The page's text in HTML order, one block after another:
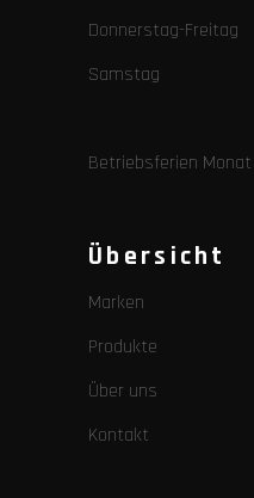
Donnerstag-Freitag
Samstag
Betriebsferien
Übersicht
Marken
Produkte
Über uns
Kontakt